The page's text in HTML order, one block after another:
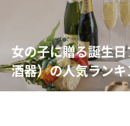
女の子に贈る誕生
酒器）の人気ラン